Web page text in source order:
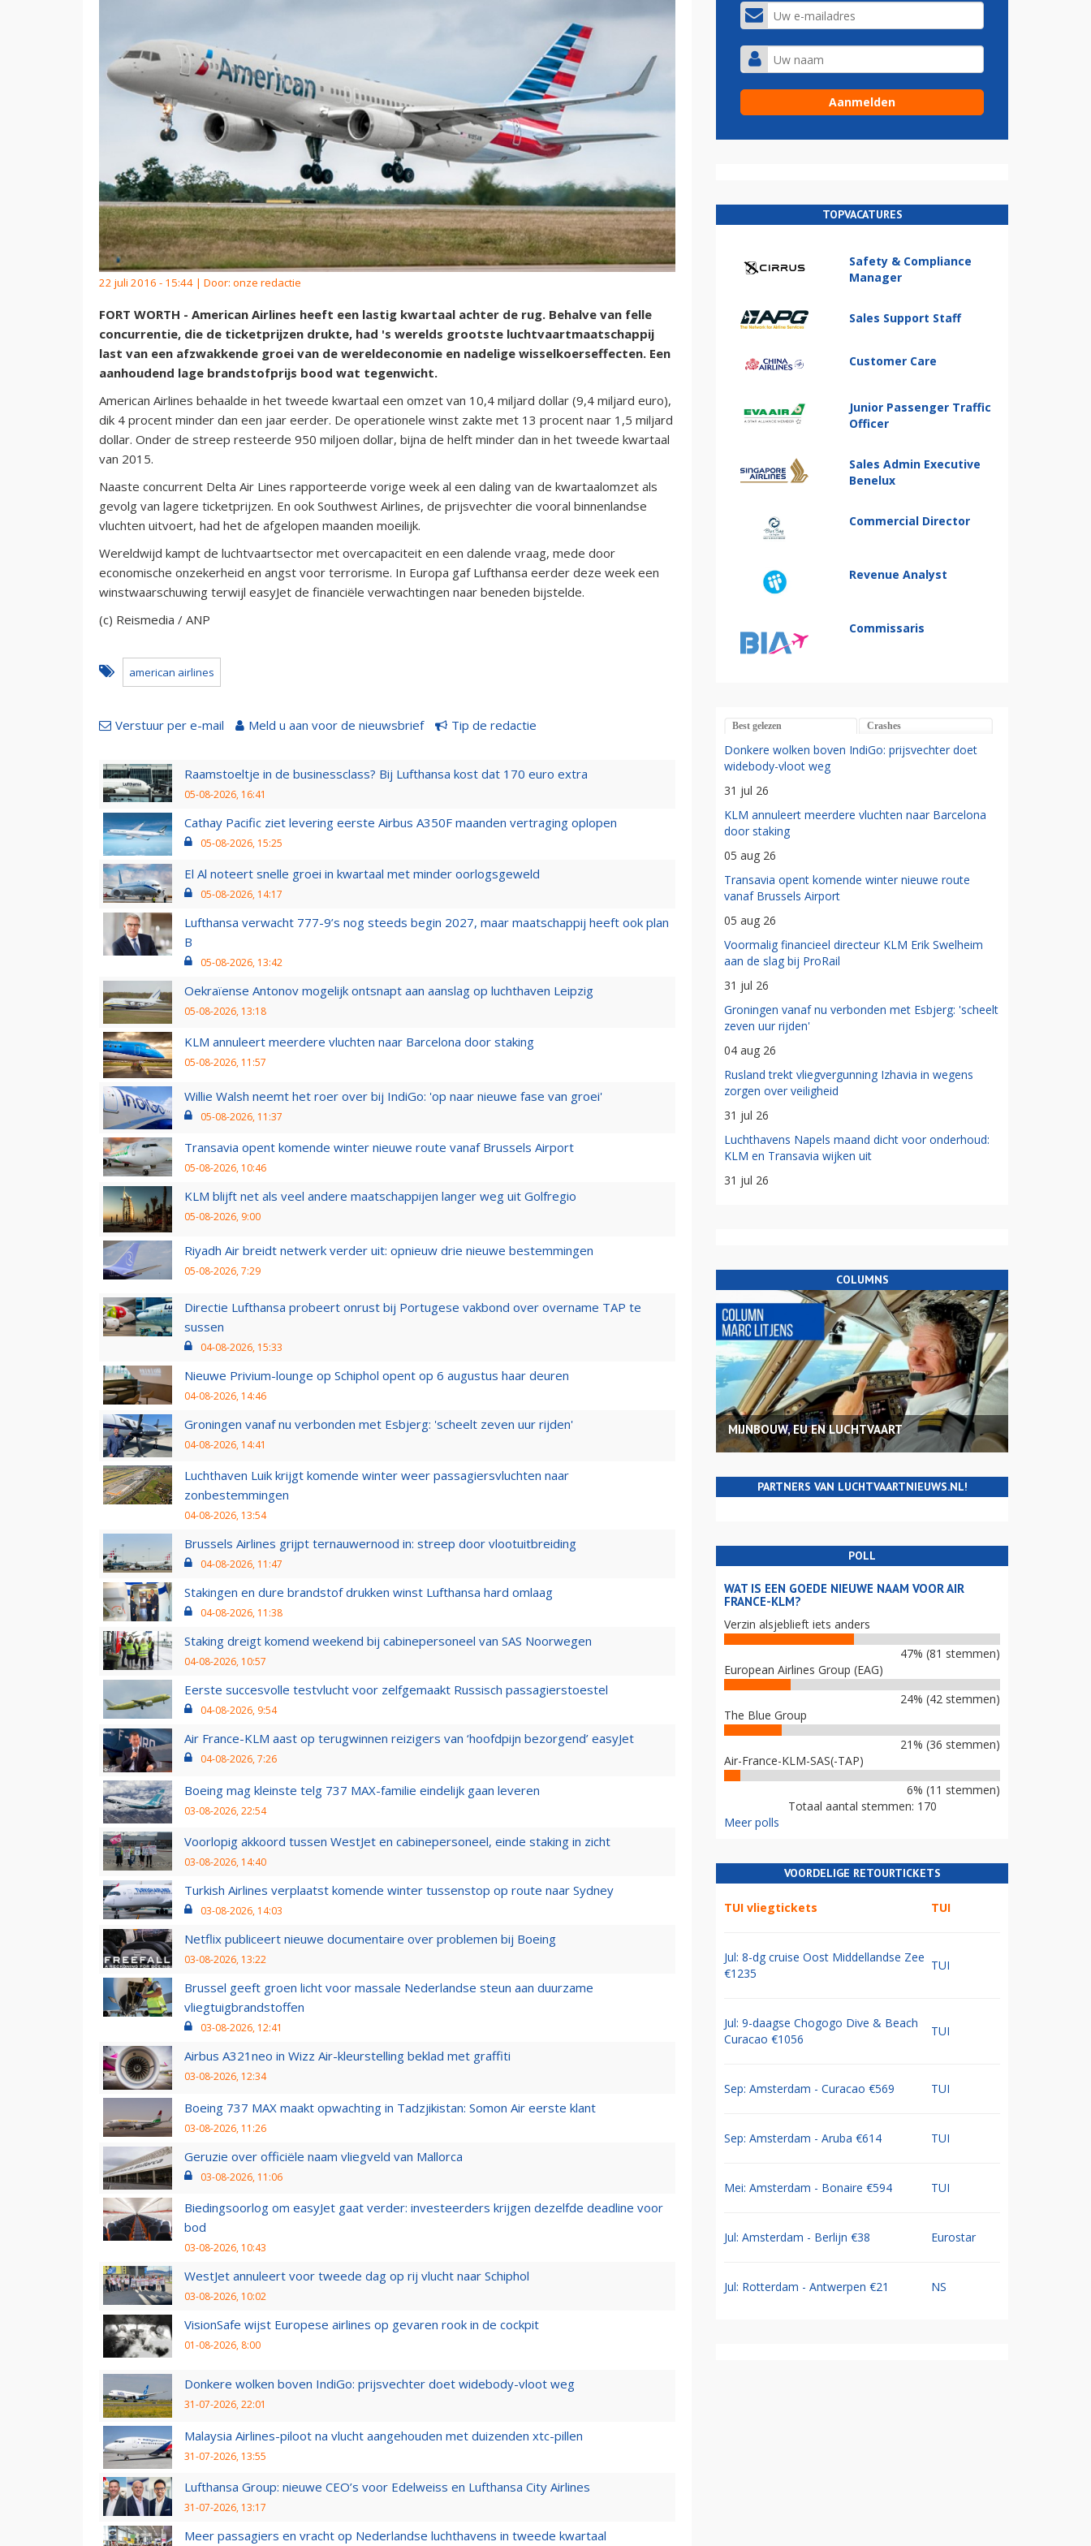
22 juli 2016 - 15:44 | Door: onze redactie
FORT WORTH - American Airlines heeft een lastig kwartaal achter de rug. Behalve van felle
concurrentie, die de ticketprijzen drukte, had 's werelds grootste luchtvaartmaatschappij
last van een afzwakkende groei van de wereldeconomie en nadelige wisselkoerseffecten. Een
aanhoudend lage brandstofprijs bood wat tegenwicht.
American Airlines behaalde in het tweede kwartaal een omzet van 10,4 miljard dollar (9,4 miljard euro),
dik 4 procent minder dan een jaar eerder. De operationele winst zakte met 13 procent naar 1,5 miljard
dollar. Onder de streep resteerde 950 miljoen dollar, bijna de helft minder dan in het tweede kwartaal
van 2015.
Naaste concurrent Delta Air Lines rapporteerde vorige week al een daling van de kwartaalomzet als
gevolg van lagere ticketprijzen. En ook Southwest Airlines, de prijsvechter die vooral binnenlandse
vluchten uitvoert, had het de afgelopen maanden moeilijk.
Wereldwijd kampt de luchtvaartsector met overcapaciteit en een dalende vraag, mede door
economische onzekerheid en angst voor terrorisme. In Europa gaf Lufthansa eerder deze week een
winstwaarschuwing terwijl easyJet de financiële verwachtingen naar beneden bijstelde.
(c) Reismedia / ANP
american airlines
Verstuur per e-mail Meld u aan voor de nieuwsbrief Tip de redactie
Raamstoeltje in de businessclass? Bij Lufthansa kost dat 170 euro extra
05-08-2026, 16:41
Cathay Pacific ziet levering eerste Airbus A350F maanden vertraging oplopen
05-08-2026, 15:25
El Al noteert snelle groei in kwartaal met minder oorlogsgeweld
05-08-2026, 14:17
Lufthansa verwacht 777-9’s nog steeds begin 2027, maar maatschappij heeft ook plan
B
05-08-2026, 13:42
Oekraïense Antonov mogelijk ontsnapt aan aanslag op luchthaven Leipzig
05-08-2026, 13:18
KLM annuleert meerdere vluchten naar Barcelona door staking
05-08-2026, 11:57
Willie Walsh neemt het roer over bij IndiGo: 'op naar nieuwe fase van groei'
05-08-2026, 11:37
Transavia opent komende winter nieuwe route vanaf Brussels Airport
05-08-2026, 10:46
KLM blijft net als veel andere maatschappijen langer weg uit Golfregio
05-08-2026, 9:00
Riyadh Air breidt netwerk verder uit: opnieuw drie nieuwe bestemmingen
05-08-2026, 7:29
Directie Lufthansa probeert onrust bij Portugese vakbond over overname TAP te
sussen
04-08-2026, 15:33
Nieuwe Privium-lounge op Schiphol opent op 6 augustus haar deuren
04-08-2026, 14:46
Groningen vanaf nu verbonden met Esbjerg: 'scheelt zeven uur rijden'
04-08-2026, 14:41
Luchthaven Luik krijgt komende winter weer passagiersvluchten naar
zonbestemmingen
04-08-2026, 13:54
Brussels Airlines grijpt ternauwernood in: streep door vlootuitbreiding
04-08-2026, 11:47
Stakingen en dure brandstof drukken winst Lufthansa hard omlaag
04-08-2026, 11:38
Staking dreigt komend weekend bij cabinepersoneel van SAS Noorwegen
04-08-2026, 10:57
Eerste succesvolle testvlucht voor zelfgemaakt Russisch passagierstoestel
04-08-2026, 9:54
Air France-KLM aast op terugwinnen reizigers van ‘hoofdpijn bezorgend’ easyJet
04-08-2026, 7:26
Boeing mag kleinste telg 737 MAX-familie eindelijk gaan leveren
03-08-2026, 22:54
Voorlopig akkoord tussen WestJet en cabinepersoneel, einde staking in zicht
03-08-2026, 14:40
Turkish Airlines verplaatst komende winter tussenstop op route naar Sydney
03-08-2026, 14:03
Netflix publiceert nieuwe documentaire over problemen bij Boeing
03-08-2026, 13:22
Brussel geeft groen licht voor massale Nederlandse steun aan duurzame
vliegtuigbrandstoffen
03-08-2026, 12:41
Airbus A321neo in Wizz Air-kleurstelling beklad met graffiti
03-08-2026, 12:34
Boeing 737 MAX maakt opwachting in Tadzjikistan: Somon Air eerste klant
03-08-2026, 11:26
Geruzie over officiële naam vliegveld van Mallorca
03-08-2026, 11:06
Biedingsoorlog om easyJet gaat verder: investeerders krijgen dezelfde deadline voor
bod
03-08-2026, 10:43
WestJet annuleert voor tweede dag op rij vlucht naar Schiphol
03-08-2026, 10:02
VisionSafe wijst Europese airlines op gevaren rook in de cockpit
01-08-2026, 8:00
Donkere wolken boven IndiGo: prijsvechter doet widebody-vloot weg
31-07-2026, 22:01
Malaysia Airlines-piloot na vlucht aangehouden met duizenden xtc-pillen
31-07-2026, 13:55
Lufthansa Group: nieuwe CEO’s voor Edelweiss en Lufthansa City Airlines
31-07-2026, 13:17
Meer passagiers en vracht op Nederlandse luchthavens in tweede kwartaal
TOPVACATURES
Safety & Compliance
Manager
Sales Support Staff
Customer Care
Junior Passenger Traffic
Officer
Sales Admin Executive
Benelux
Commercial Director
Revenue Analyst
Commissaris
Best gelezen Crashes
Donkere wolken boven IndiGo: prijsvechter doet
widebody-vloot weg
31 jul 26
KLM annuleert meerdere vluchten naar Barcelona
door staking
05 aug 26
Transavia opent komende winter nieuwe route
vanaf Brussels Airport
05 aug 26
Voormalig financieel directeur KLM Erik Swelheim
aan de slag bij ProRail
31 jul 26
Groningen vanaf nu verbonden met Esbjerg: 'scheelt
zeven uur rijden'
04 aug 26
Rusland trekt vliegvergunning Izhavia in wegens
zorgen over veiligheid
31 jul 26
Luchthavens Napels maand dicht voor onderhoud:
KLM en Transavia wijken uit
31 jul 26
COLUMNS
MIJNBOUW, EU EN LUCHTVAART
PARTNERS VAN LUCHTVAARTNIEUWS.NL!
POLL
WAT IS EEN GOEDE NIEUWE NAAM VOOR AIR
FRANCE-KLM?
Verzin alsjeblieft iets anders
47% (81 stemmen)
European Airlines Group (EAG)
24% (42 stemmen)
The Blue Group
21% (36 stemmen)
Air-France-KLM-SAS(-TAP)
6% (11 stemmen)
Totaal aantal stemmen: 170
Meer polls
VOORDELIGE RETOURTICKETS
TUI vliegtickets TUI
Jul: 8-dg cruise Oost Middellandse Zee
€1235
TUI
Jul: 9-daagse Chogogo Dive & Beach
Curacao €1056
TUI
Sep: Amsterdam - Curacao €569 TUI
Sep: Amsterdam - Aruba €614 TUI
Mei: Amsterdam - Bonaire €594 TUI
Jul: Amsterdam - Berlijn €38 Eurostar
Jul: Rotterdam - Antwerpen €21 NS